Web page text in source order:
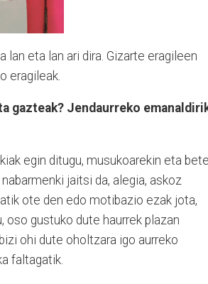
lan eta lan ari dira. Gizarte eragileen
eragileak.
gazteak? Jendaurreko
egin ditugu, musukoarekin eta
jaitsi da, alegia, askoz
ote den edo motibazio ezak jota,
oso gustuko dute haurrek plazan
ohi dute oholtzara igo aurreko
faltagatik.